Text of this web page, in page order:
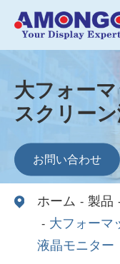
ホーム 製品
大フォーマ
液晶モニター
大フォー
スクリー
お問い合わせ